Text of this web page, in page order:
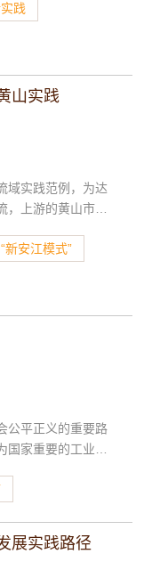
构建更为协调、高
产业、第二产业
联与互动，进而构
保障机制，以此
，积极开展政策
，逐步构建起一
践
山实践
域实践范例，为达
，上游的黄山市积
，构建农药配送体
术实现农药化肥
加速生态产品价值
水鱼”农文旅融合；
品牌。聚焦旅游
好，徽菜产业链和
，通过创建“生态
提升农村生态宜居
“新安江模式”
公平正义的重要路
国家重要的工业基
头市正着力破解城
。为全面深化改
展实践路径